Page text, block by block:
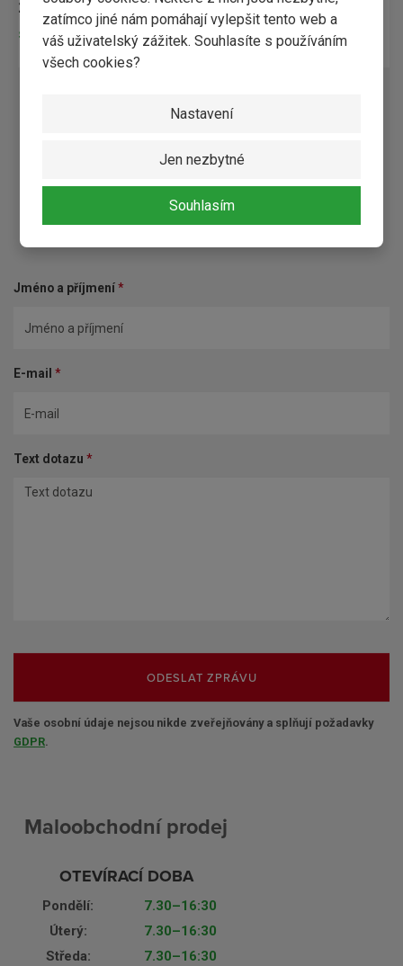
zatímco jiné nám pomáhají vylepšit tento web a
váš uživatelský zážitek. Souhlasíte s používáním
všech cookies?
Nastavení
Jen nezbytné
Souhlasím
210,54 Kč / ks
Skladem
Jméno a příjmení*
E-mail *
Text dotazu *
ODESLAT ZPRÁVU
Vaše osobní údaje nejsou nikde zveřejňovány a splňují požadavky
GDPR.
Maloobchodní prodej
OTEVÍRACÍ DOBA
Pondělí:
7.30–16:30
Úterý:
7.30–16:30
Středa:
7.30–16:30